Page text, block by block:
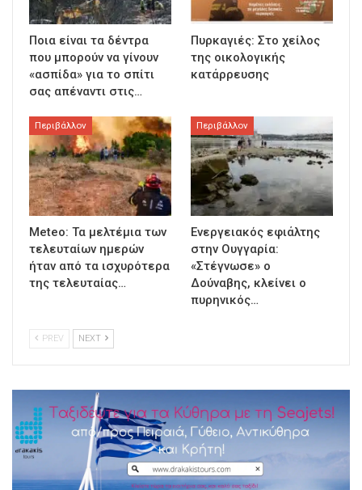
Ποια είναι τα δέντρα
που μπορούν να γίνουν
«ασπίδα» για το σπίτι
σας απέναντι στις…
Πυρκαγιές: Στο χείλος
της οικολογικής
κατάρρευσης
Περιβάλλον
Meteo: Τα μελτέμια των
τελευταίων ημερών
ήταν από τα ισχυρότερα
της τελευταίας…
Περιβάλλον
Ενεργειακός εφιάλτης
στην Ουγγαρία:
«Στέγνωσε» ο
Δούναβης, κλείνει ο
πυρηνικός…
PREV NEXT